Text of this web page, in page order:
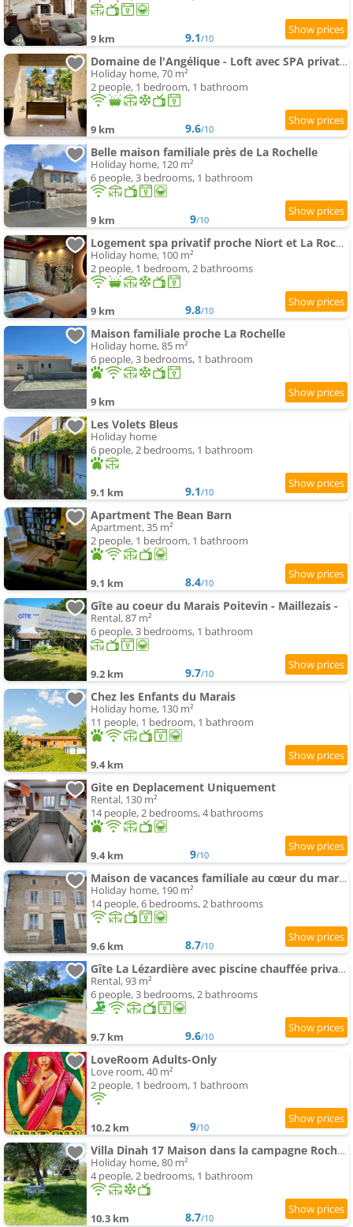
9 km 9.1/10
Domaine de l'Angélique - Loft avec SPA privatif - Marais poitevin entre Niort et La Rochelle
Holiday home, 70 m²
2 people, 1 bedroom, 1 bathroom
9 km 9.6/10
Belle maison familiale près de La Rochelle
Holiday home, 120 m²
6 people, 3 bedrooms, 1 bathroom
9 km 9/10
Logement spa privatif proche Niort et La Rochelle
Holiday home, 100 m²
2 people, 1 bedroom, 2 bathrooms
9 km 9.8/10
Maison familiale proche La Rochelle
Holiday home, 85 m²
6 people, 3 bedrooms, 1 bathroom
9 km
Les Volets Bleus
Holiday home
6 people, 2 bedrooms, 1 bathroom
9.1 km 9.1/10
Apartment The Bean Barn
Apartment, 35 m²
2 people, 1 bedroom, 1 bathroom
9.1 km 8.4/10
Gîte au coeur du Marais Poitevin - Maillezais -
Rental, 87 m²
6 people, 3 bedrooms, 1 bathroom
9.2 km 9.7/10
Chez les Enfants du Marais
Holiday home, 130 m²
11 people, 1 bedroom, 1 bathroom
9.4 km
Gite en Deplacement Uniquement
Rental, 130 m²
14 people, 2 bedrooms, 4 bathrooms
9.4 km 9/10
Maison de vacances familiale au cœur du marais poitevin
Holiday home, 190 m²
14 people, 6 bedrooms, 2 bathrooms
9.6 km 8.7/10
Gîte La Lézardière avec piscine chauffée privative 30 minutes de la Rochelle
Rental, 93 m²
6 people, 3 bedrooms, 2 bathrooms
9.7 km 9.6/10
LoveRoom Adults-Only
Love room, 40 m²
2 people, 1 bedroom, 1 bathroom
10.2 km 9/10
Villa Dinah 17 Maison dans la campagne Rochelaise
Holiday home, 80 m²
4 people, 2 bedrooms, 1 bathroom
10.3 km 8.7/10